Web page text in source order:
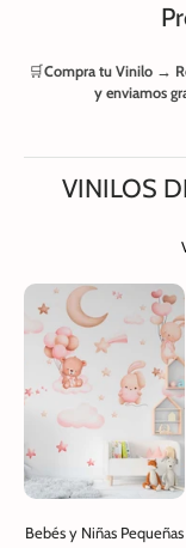
🛒Compra tu Vinilo →
y enviamos
VINILOS
Bebés y Niñas Pequeñas